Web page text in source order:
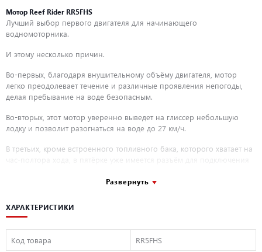
Мотор Reef Rider RR5FHS
Лучший выбор первого двигателя для начинающего
водномоторника.
И этому несколько причин.
Во-первых, благодаря внушительному объёму двигателя, мотор
легко преодолевает течение и различные проявления непогоды,
делая пребывание на воде безопасным.
Во-вторых, этот мотор уверенно выведет на глиссер небольшую
лодку и позволит разогнаться на воде до 27 км/ч.
В третьих, кроме встроенного топливного бака, которого хватает на
час-полтора хода, в пятёрке уже имеется разъём для подключения
Тактность Двухтактный
Развернуть
ХАРАКТЕРИСТИКИ
Код товара RR5FHS